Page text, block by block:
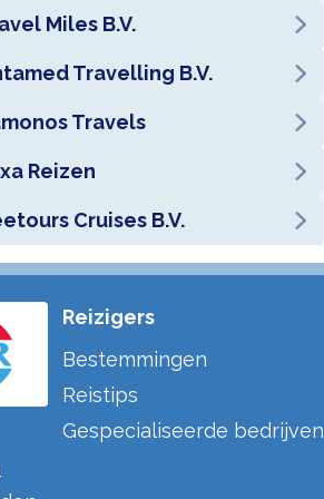
Miles B.V.
Travelling B.V.
Travels
Reizen
Cruises B.V.
Reizigers
Bestemmingen
Reistips
Gespecialiseerde bedrijven